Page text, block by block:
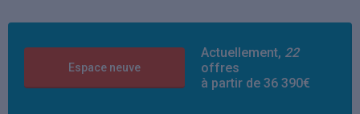
Espace neuve
Actuellement, 22
offres
à partir de 36 390€